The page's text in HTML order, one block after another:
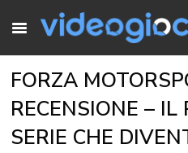
FORZA
RECENSIONE –
SERIE CHE